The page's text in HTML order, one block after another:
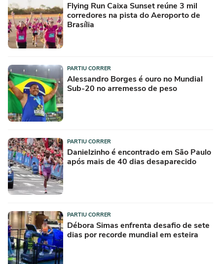
Flying Run Caixa Sunset reúne 3 mil
corredores na pista do Aeroporto de
Brasília
PARTIU CORRER
Alessandro Borges é ouro no Mundial
Sub-20 no arremesso de peso
PARTIU CORRER
Danielzinho é encontrado em São Paulo
após mais de 40 dias desaparecido
PARTIU CORRER
Débora Simas enfrenta desafio de sete
dias por recorde mundial em esteira